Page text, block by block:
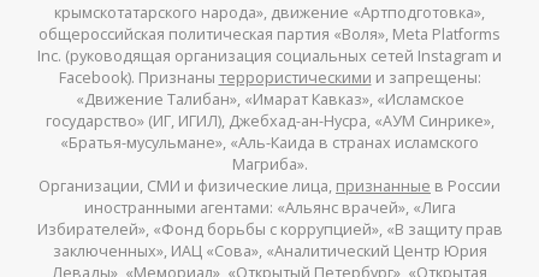
крымскотатарского народа», движение «Артподготовка»,
общероссийская политическая партия «Воля», Meta Platforms
Inc. (руководящая организация социальных сетей Instagram и
Facebook). Признаны террористическими и запрещены:
«Движение Талибан», «Имарат Кавказ», «Исламское
государство» (ИГ, ИГИЛ), Джебхад-ан-Нусра, «АУМ Синрике»,
«Братья-мусульмане», «Аль-Каида в странах исламского
Магриба».
Организации, СМИ и физические лица, признанные в России
иностранными агентами: «Альянс врачей», «Лига
Избирателей», «Фонд борьбы с коррупцией», «В защиту прав
заключенных», ИАЦ «Сова», «Аналитический Центр Юрия
Левады», «Мемориал», «Открытый Петербург», «Открытая